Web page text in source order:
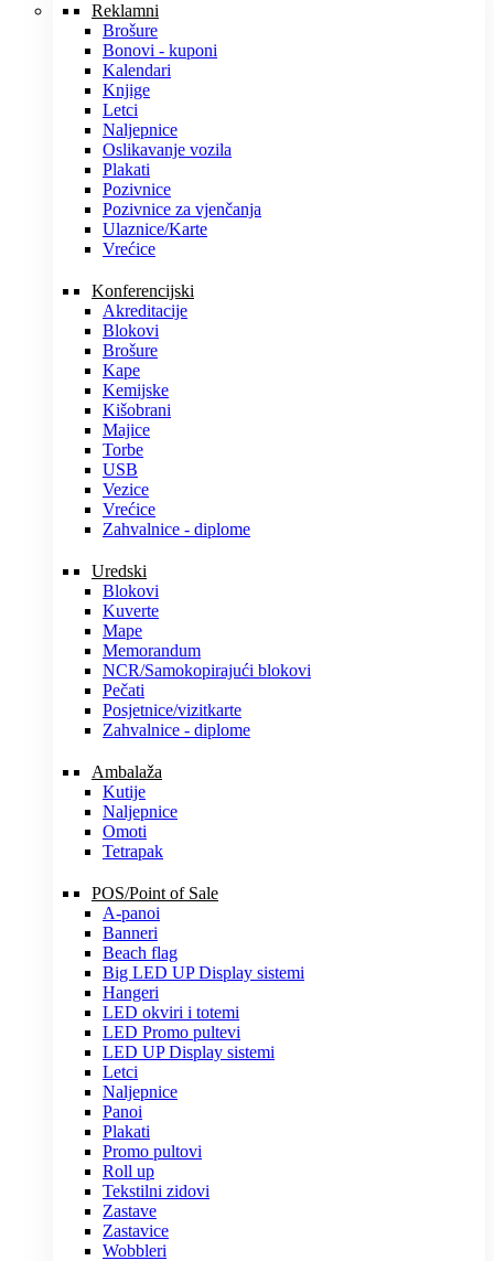
Reklamni
Brošure
Bonovi - kuponi
Kalendari
Knjige
Letci
Naljepnice
Oslikavanje vozila
Plakati
Pozivnice
Pozivnice za vjenčanja
Ulaznice/Karte
Vrećice
Konferencijski
Akreditacije
Blokovi
Brošure
Kape
Kemijske
Kišobrani
Majice
Torbe
USB
Vezice
Vrećice
Zahvalnice - diplome
Uredski
Blokovi
Kuverte
Mape
Memorandum
NCR/Samokopirajući blokovi
Pečati
Posjetnice/vizitkarte
Zahvalnice - diplome
Ambalaža
Kutije
Naljepnice
Omoti
Tetrapak
POS/Point of Sale
A-panoi
Banneri
Beach flag
Big LED UP Display sistemi
Hangeri
LED okviri i totemi
LED Promo pultevi
LED UP Display sistemi
Letci
Naljepnice
Panoi
Plakati
Promo pultovi
Roll up
Tekstilni zidovi
Zastave
Zastavice
Wobbleri